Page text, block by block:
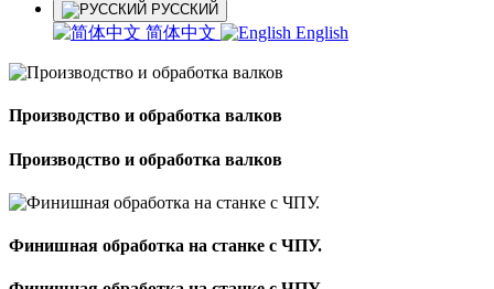
РУССКИЙ
简体中文 English
Производство и обработка валков
Производство и обработка валков
Финишная обработка на станке с ЧПУ.